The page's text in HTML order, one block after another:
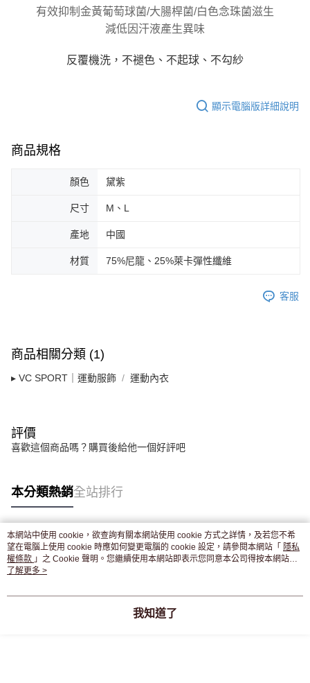
有效抑制金黃葡萄球菌/大腸桿菌/白色念珠菌滋生
減低因汗液產生異味
反覆機洗，不褪色、不起球、不勾紗
顯示電腦版詳細說明
商品規格
顏色 黛紫
尺寸 M、L
產地 中國
材質 75%尼龍、25%萊卡彈性纖維
客服
商品相關分類 (1)
▸ VC SPORT｜運動服飾 運動內衣
評價
喜歡這個商品嗎？購買後給他一個好評吧
本分類熱銷全站排行
熱門標籤
本網站中使用 cookie，欲查詢有關本網站使用 cookie 方式之詳情，及若您不希
望在電腦上使用 cookie 時應如何變更電腦的 cookie 設定，請參閱本網站「 隱私
權條款 」之 Cookie 聲明。您繼續使用本網站即表示您同意本公司得按本網站使
用條款之 Cookie 聲明使用 cookie。
了解更多 >
我知道了